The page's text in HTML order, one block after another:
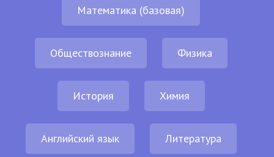
Математика (базовая)
Обществознание Физика
История Химия
Английский язык Литература